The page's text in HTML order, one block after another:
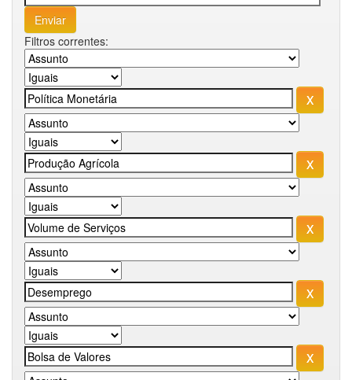
Filtros correntes: